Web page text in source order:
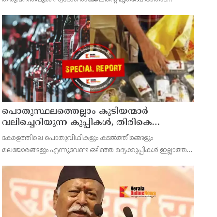
പ്രതിഷേധത്തിലേക്ക്
ഡിവൈഎഫ്ഐ കണ്ണൂർ ജില്ലാ സെക്രട്ടറിയേറ്റ് ശക്തമായി
പ്രതിഷേധിക്ക
പൊതുസ്ഥലത്തെല്ലാം കുടിയന്മാര്‍
വലിച്ചെറിയുന്ന കുപ്പികള്‍, തിരികെ
വാങ്ങുന്നത് നിര്‍ത്തുന്നതോടെ ഇത്
ഇരട്ടിക്കും, കോടികളുടെ ലാഭമുള്ള പദ്ധതി
നിര്‍ത്തിയത് എന്തിന്? സര്‍ക്കാരിന്റേത്
തലതിരിഞ്ഞ തീരുമാനമോ?
കേരളത്തിലെ പൊതുവീഥികളും കടല്‍ത്തീരങ്ങളും
മലയോരങ്ങളും എന്നുവേണ്ട ഒഴിഞ്ഞ മദ്യക്കുപ്പികള്‍ ഇല്ലാത്ത